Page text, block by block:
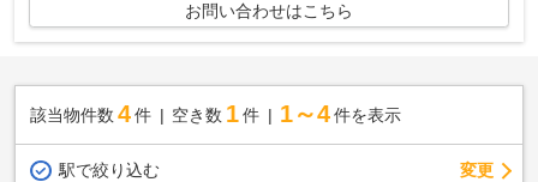
お問い合わせはこちら
該当物件数 4件 空き数 1 件 1～4 件を表示
駅で絞り込む 変更